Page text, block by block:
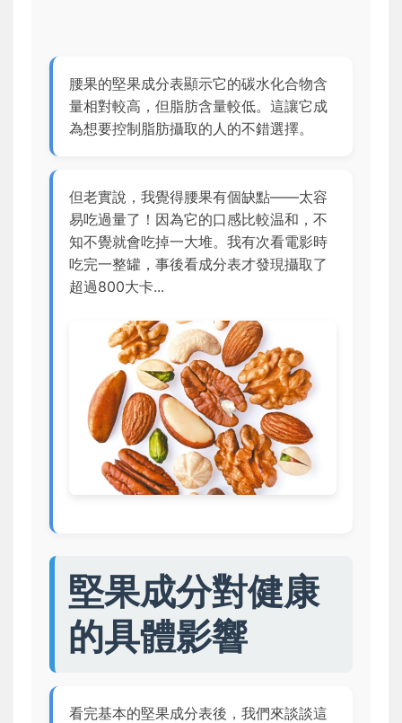
腰果的堅果成分表顯示它的碳水化合物含
量相對較高，但脂肪含量較低。這讓它成
為想要控制脂肪攝取的人的不錯選擇。
但老實說，我覺得腰果有個缺點——太容
易吃過量了！因為它的口感比較温和，不
知不覺就會吃掉一大堆。我有次看電影時
吃完一整罐，事後看成分表才發現攝取了
超過800大卡...
堅果成分對健康
的具體影響
看完基本的堅果成分表後，我們來談談這